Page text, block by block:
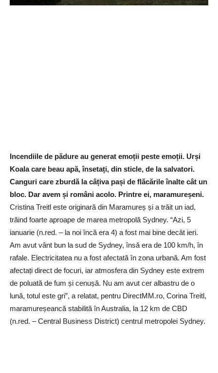
Incendiile de pădure au generat emoții peste emoții. Urși
Koala care beau apă, însetați, din sticle, de la salvatori.
Canguri care zburdă la câțiva pași de flăcările înalte cât un
bloc. Dar avem și români acolo. Printre ei, maramureșeni.
Cristina Treitl este originară din Maramureș și a trăit un iad,
trăind foarte aproape de marea metropolă Sydney. “Azi, 5
ianuarie (n.red. – la noi încă era 4) a fost mai bine decât ieri.
Am avut vânt bun la sud de Sydney, însă era de 100 km/h, în
rafale. Electricitatea nu a fost afectată în zona urbană. Am fost
afectați direct de focuri, iar atmosfera din Sydney este extrem
de poluată de fum și cenușă. Nu am avut cer albastru de o
lună, totul este gri”, a relatat, pentru DirectMM.ro, Corina Treitl,
maramureșeancă stabilită în Australia, la 12 km de CBD
(n.red. – Central Business District) centrul metropolei Sydney.